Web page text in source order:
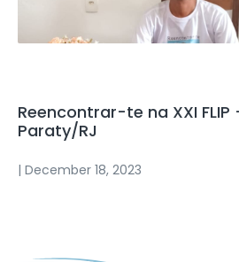
Reencontrar-te na XXI FLIP
Paraty/RJ
| December 18, 2023